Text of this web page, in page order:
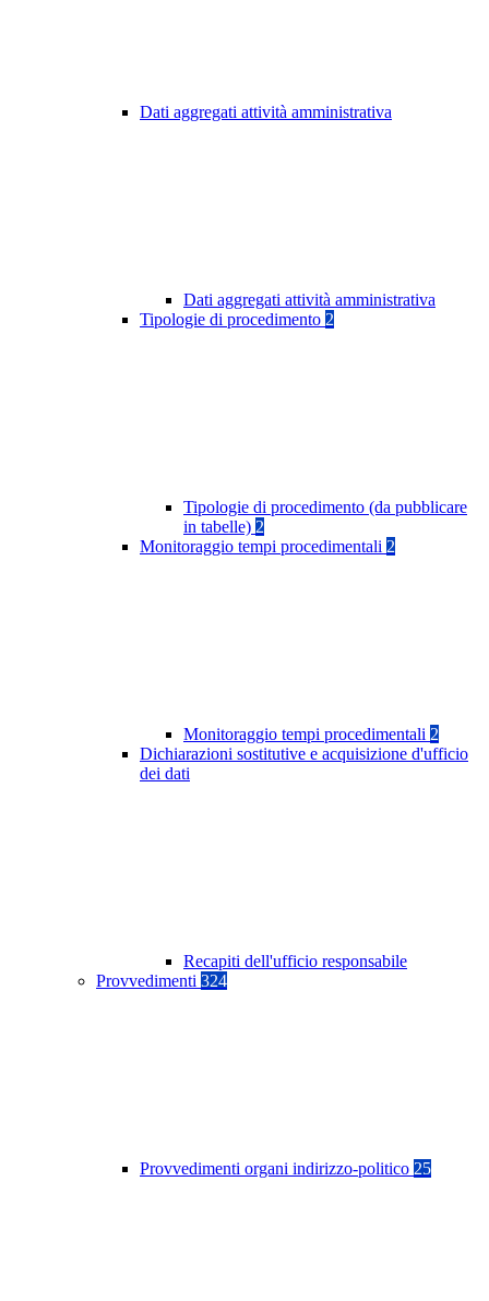
Dati aggregati attività amministrativa
Dati aggregati attività amministrativa
Tipologie di procedimento 2
Tipologie di procedimento (da pubblicare
in tabelle) 2
Monitoraggio tempi procedimentali 2
Monitoraggio tempi procedimentali 2
Dichiarazioni sostitutive e acquisizione d'ufficio
dei dati
Recapiti dell'ufficio responsabile
Provvedimenti 324
Provvedimenti organi indirizzo-politico 25